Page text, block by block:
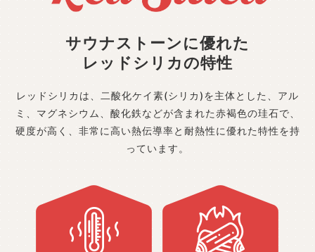
サウナストーンに優れた
レッドシリカの特性
レッドシリカは、二酸化ケイ素(シリカ)を主体とした、 アル
ミ、マグネシウム、酸化鉄などが含まれた赤褐色の珪石で、
硬度が高く、非常に高い熱伝導率と耐熱性に優れた特性を持
っています。